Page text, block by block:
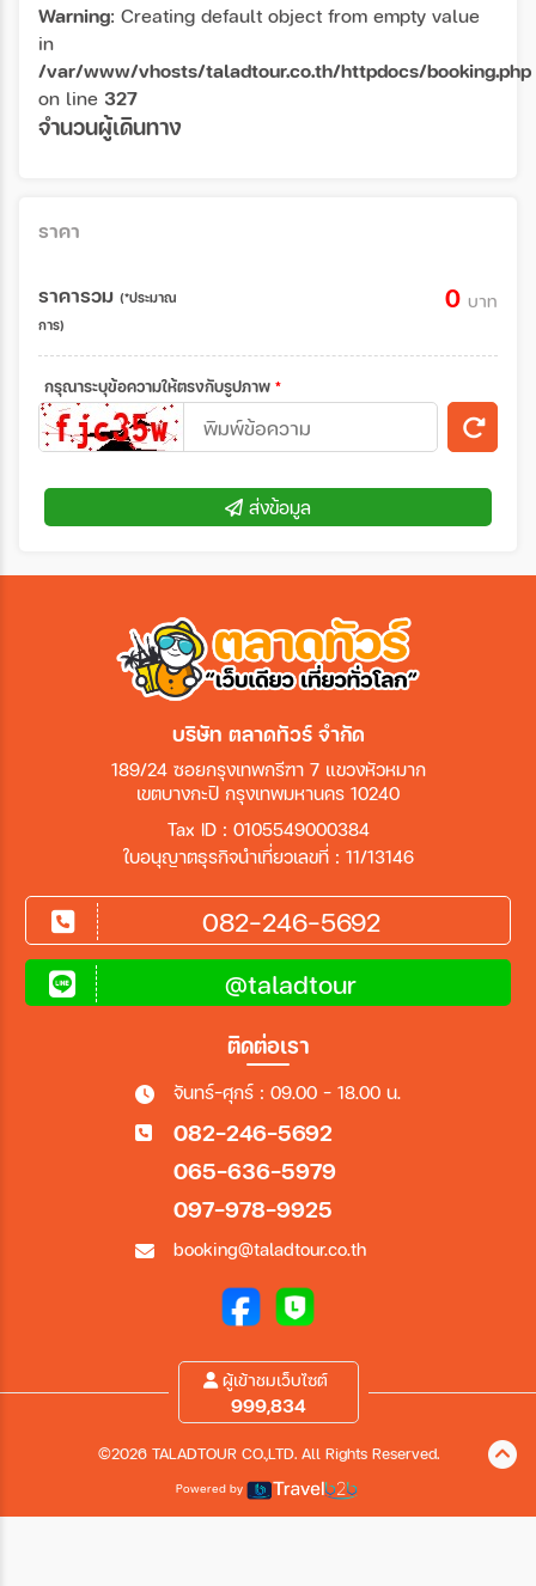
Warning: Creating default object from empty value
in
/var/www/vhosts/taladtour.co.th/httpdocs/booking.php
on line 327
จำนวนผู้เดินทาง
ราคา
ราคารวม (*ประมาณ
การ)
0 บาท
กรุณาระบุข้อความให้ตรงกับรูปภาพ *
ส่งข้อมูล
บริษัท ตลาดทัวร์ จำกัด
189/24 ซอยกรุงเทพกรีฑา 7 แขวงหัวหมาก
เขตบางกะปิ กรุงเทพมหานคร 10240
Tax ID : 0105549000384
ใบอนุญาตธุรกิจนำเที่ยวเลขที่ : 11/13146
082-246-5692
@taladtour
ติดต่อเรา
จันทร์-ศุกร์ : 09.00 - 18.00 น.
082-246-5692
065-636-5979
097-978-9925
booking@taladtour.co.th
ผู้เข้าชมเว็บไซต์
999,834
©2026 TALADTOUR CO.,LTD. All Rights Reserved.
Powered by